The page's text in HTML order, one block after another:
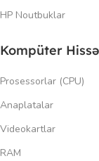
HP Noutbuklar
Kompüter
Prosessorlar (CPU)
Anaplatalar
Videokartlar
RAM